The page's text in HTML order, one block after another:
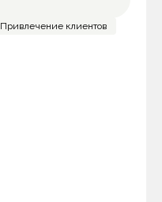
Привлечение клиентов